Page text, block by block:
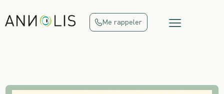
Me rappeler